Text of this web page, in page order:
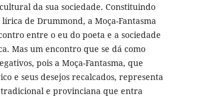
da sua sociedade. Constituindo
de Drummond, a Moça-Fantasma
entre o eu do poeta e a sociedade
Mas um encontro que se dá como
pois a Moça-Fantasma, que
e seus desejos recalcados, representa
e provinciana que entra